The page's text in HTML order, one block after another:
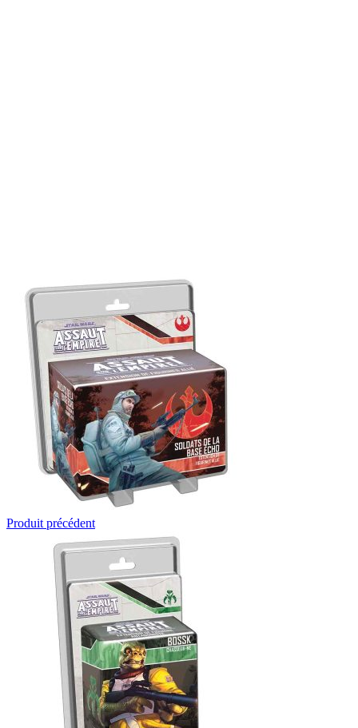
Produit précédent